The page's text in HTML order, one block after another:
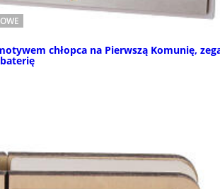
chłopca na Pierwszą Komunię,